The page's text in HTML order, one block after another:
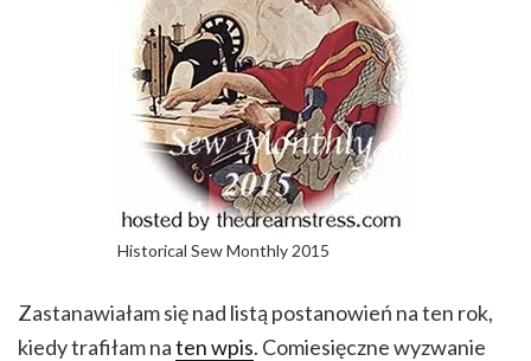
Historical Sew Monthly 2015
Zastanawiałam się nad listą postanowień na ten rok,
kiedy trafiłam naten wpis. Comiesięczne wyzwanie